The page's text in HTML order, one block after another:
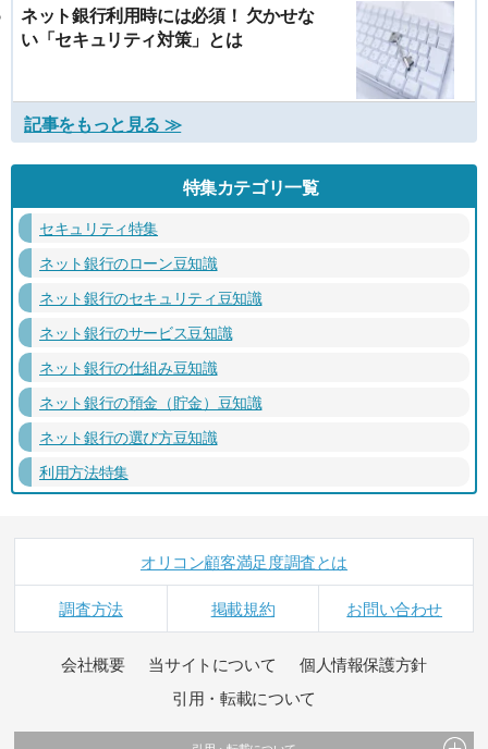
ネット銀行利用時には必須！ 欠かせな
い「セキュリティ対策」とは
記事をもっと見る ≫
特集カテゴリ一覧
セキュリティ特集
ネット銀行のローン豆知識
ネット銀行のセキュリティ豆知識
ネット銀行のサービス豆知識
ネット銀行の仕組み豆知識
ネット銀行の預金（貯金）豆知識
ネット銀行の選び方豆知識
利用方法特集
オリコン顧客満足度調査とは
調査方法 掲載規約 お問い合わせ
会社概要 当サイトについて
個人情報保護方針
引用・転載について